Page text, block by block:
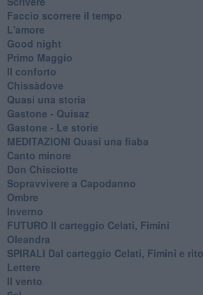
Faccio scorrere il tempo
L'amore
Good night
Primo Maggio
Il conforto
Chissàdove
Quasi una storia
Gastone - Quisaz
Gastone - Le storie
MEDITAZIONI Quasi una fiaba
Canto minore
Don Chisciotte
Sopravvivere a Capodanno
Ombre
Inverno
FUTURO Il carteggio Celati, Fimini
Oleandra
SPIRALI Dal carteggio Celati, Fimini e
Lettere
Il vento